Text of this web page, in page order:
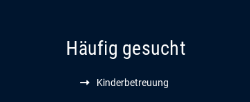
Häufig gesucht
Kinderbetreuung